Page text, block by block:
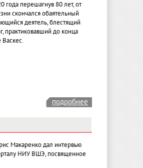
года перешагнув 80 лет, от
скончался обаятельный
деятель, блестящий
практиковавший до конца
Васкес.
подробнее
Макаренко дал интервью
НИУ ВШЭ, посвященное